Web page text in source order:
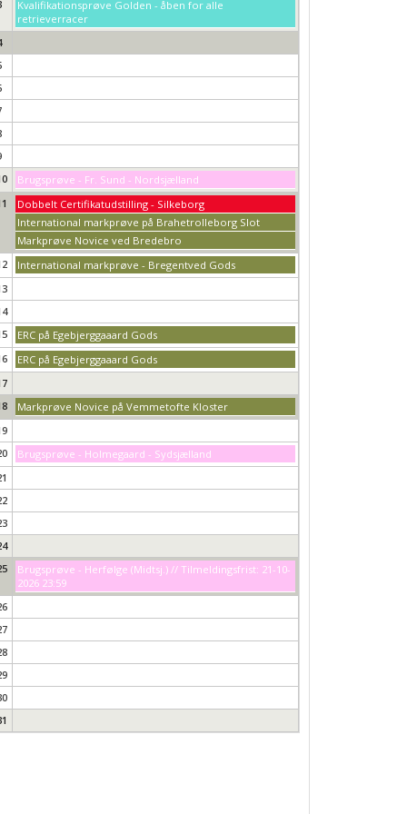
Kvalifikationsprøve Golden - åben for alle
retrieverracer
Brugsprøve - Fr. Sund - Nordsjælland
Dobbelt Certifikatudstilling - Silkeborg
International markprøve på Brahetrolleborg Slot
Markprøve Novice ved Bredebro
International markprøve - Bregentved Gods
ERC på Egebjerggaaard Gods
ERC på Egebjerggaaard Gods
Markprøve Novice på Vemmetofte Kloster
Brugsprøve - Holmegaard - Sydsjælland
Brugsprøve - Herfølge (Midtsj.) // Tilmeldingsfrist: 21-10-
2026 23:59